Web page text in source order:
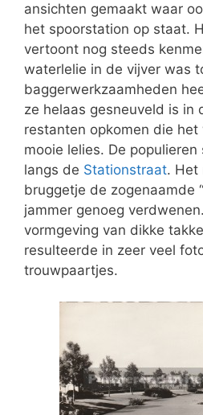
ansichten gemaakt waar
het spoorstation op staat.
vertoont nog steeds
waterlelie in de vijver was
baggerwerkzaamheden
ze helaas gesneuveld is in
restanten opkomen die
mooie lelies. De
langs de Stationstraat. Het
bruggetje de zogenaamde “
jammer genoeg
vormgeving van dikke
resulteerde in zeer veel
trouwpaartjes.